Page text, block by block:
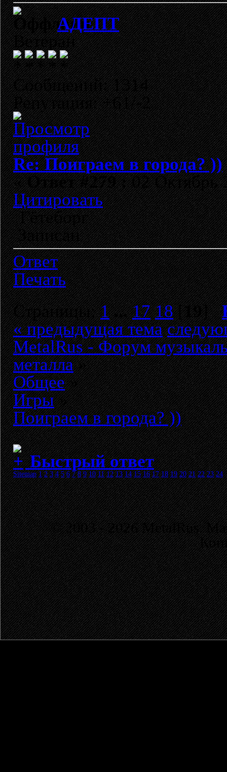
АДЕПТ
Ветеран
Сообщений: 1314
Репутация: +61/-2
Re: Поиграем в города? ))
«Ответ #279 :02 Октябрь
Цитировать
Гётеборг
Записан
Ответ
Печать
Страницы:1 ...17 18[19]
« предыдущая тема
MetalRus - Форум
металла»
Общее»
Игры»
Поиграем в города? ))
Быстрый ответ
Sitemap 1 2 3 4 5 6 7 8 9 10 11 12 13 14 15 16 17 18 19 20 21 22 23 24
© 2003 - 2026 MetalRus.